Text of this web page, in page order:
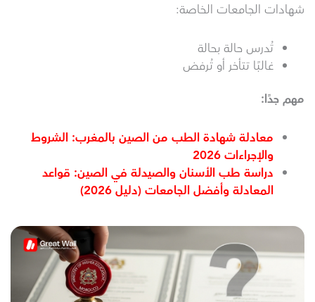
شهادات الجامعات الخاصة:
تُدرس حالة بحالة
غالبًا تتأخر أو تُرفض
مهم جدًا:
معادلة شهادة الطب من الصين بالمغرب: الشروط
والإجراءات 2026
دراسة طب الأسنان والصيدلة في الصين: قواعد
المعادلة وأفضل الجامعات (دليل 2026)